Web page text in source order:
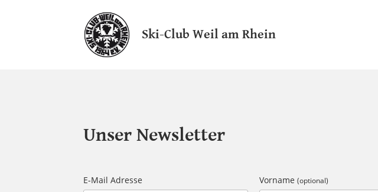
Ski-Club Weil am Rhein
Unser Newsletter
E-Mail Adresse Vorname (optional)